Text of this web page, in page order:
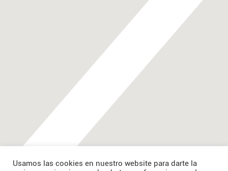
Usamos las cookies en nuestro website para darte la